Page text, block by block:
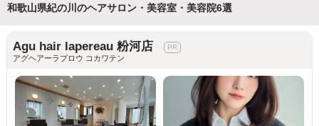
和歌山県紀の川のヘアサロン・美容室・美容院6選
Agu hair lapereau 粉河店
アグヘアーラプロウ コカワテン